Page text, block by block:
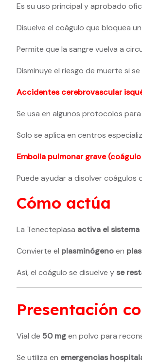
Es su uso principal y aprobado
Disuelve el coágulo que bloquea
Permite que la sangre vuelva a
Disminuye el riesgo de muerte si
Accidentes cerebrovascular
Se usa en algunos protocolos
Solo se aplica en centros
Embolia pulmonar grave
Puede ayudar a disolver coágulos
Cómo actúa
La Tenecteplasa activa el
Convierte el plasminógenoen
Así, el coágulo se disuelve yse
Presentación
Vial de 50 mgen polvo para
Se utiliza en emergencias